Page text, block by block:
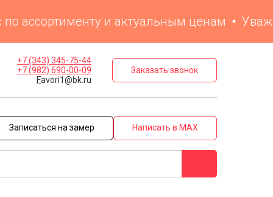
и актуальным ценам
+7 (343) 345-75-44
+7 (982) 690-00-09
Favori1@bk.ru
Заказать звонок
Записаться на замер Написать в MAX